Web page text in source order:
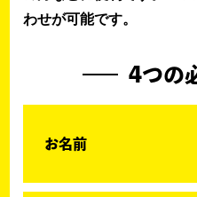
わせが可能です。
4つの
お名前